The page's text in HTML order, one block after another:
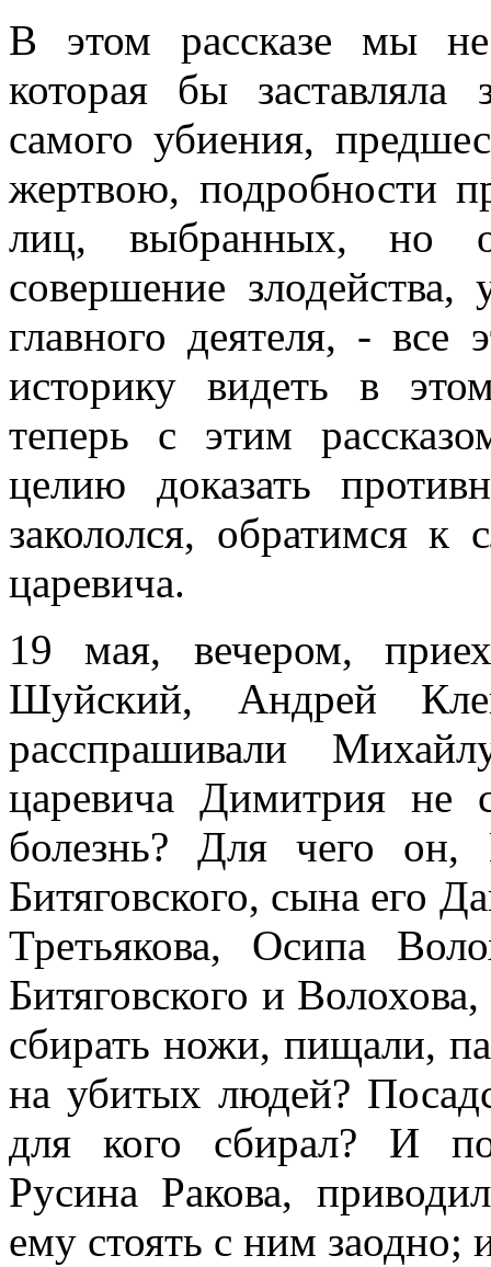
В этом рассказе мы
которая бы заставляла
самого убиения,
жертвою, подробности
лиц, выбранных, но
совершение
главного деятеля, - все
историку видеть в
теперь с этим
целию доказать
закололся, обратимся к
царевича.
19 мая, вечером,
Шуйский, Андрей
расспрашивали
царевича Димитрия не
болезнь? Для чего он,
Битяговского, сына его
Третьякова, Осипа
Битяговского и
сбирать ножи, пищали,
на убитых людей?
для кого сбирал? И
Русина Ракова,
ему стоять с ним заодно;